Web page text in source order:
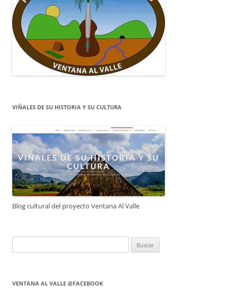
VIÑALES DE SU HISTORIA Y SU CULTURA
Blog cultural del proyecto Ventana Al Valle
VENTANA AL VALLE @FACEBOOK